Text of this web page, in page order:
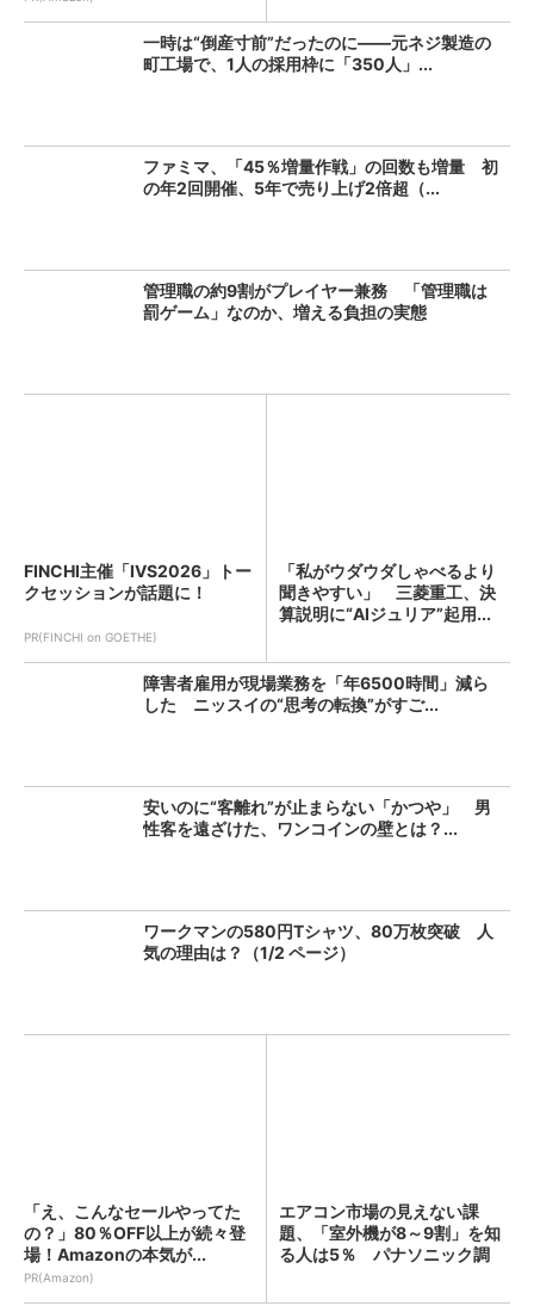
一時は“倒産寸前”だったのに――元ネジ製造の
町工場で、1人の採用枠に「350人」...
ファミマ、「45％増量作戦」の回数も増量 初
の年2回開催、5年で売り上げ2倍超（...
管理職の約9割がプレイヤー兼務 「管理職は
罰ゲーム」なのか、増える負担の実態
FINCHI主催「IVS2026」トー
クセッションが話題に！
PR(FINCHI on GOETHE)
「私がウダウダしゃべるより
聞きやすい」 三菱重工、決
算説明に“AIジュリア”起用...
障害者雇用が現場業務を「年6500時間」減ら
した ニッスイの“思考の転換”がすご...
安いのに“客離れ”が止まらない「かつや」 男
性客を遠ざけた、ワンコインの壁とは？...
ワークマンの580円Tシャツ、80万枚突破 人
気の理由は？（1/2 ページ）
「え、こんなセールやってた
の？」80％OFF以上が続々登
場！Amazonの本気が...
PR(Amazon)
エアコン市場の見えない課
題、「室外機が8～9割」を知
る人は5％ パナソニック調